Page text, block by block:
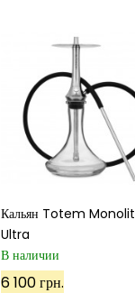
Кальян Totem Monolit
Ultra
В наличии
6 100 грн.